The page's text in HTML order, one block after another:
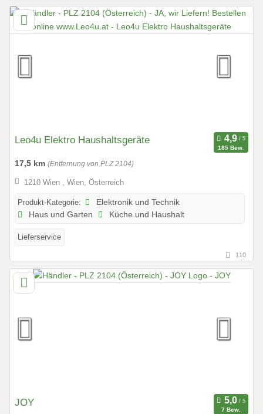
Leo4u Elektro Haushaltsgeräte
185 Bew.
17,5 km (Entfernung von PLZ 2104)
1210 Wien , Wien, Österreich
Produkt-Kategorie:
Elektronik und Technik
Haus und Garten
Küche und Haushalt
Lieferservice
110
JOY
7 Bew.